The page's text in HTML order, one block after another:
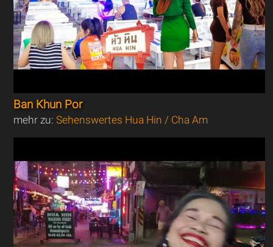
Ban Khun Por
mehr zu:Sehenswertes Hua Hin / Cha Am